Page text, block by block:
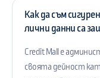
Как да съм
лични данни са
Credit Mall е
своята дейност